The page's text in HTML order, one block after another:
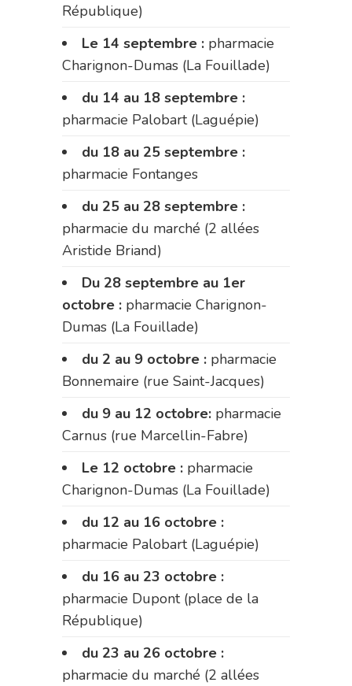
République)
Le 14 septembre : pharmacie
Charignon-Dumas (La Fouillade)
du 14 au 18 septembre :
pharmacie Palobart (Laguépie)
du 18 au 25 septembre :
pharmacie Fontanges
du 25 au 28 septembre :
pharmacie du marché (2 allées
Aristide Briand)
Du 28 septembre au 1er
octobre : pharmacie Charignon-
Dumas (La Fouillade)
du 2 au 9 octobre : pharmacie
Bonnemaire (rue Saint-Jacques)
du 9 au 12 octobre: pharmacie
Carnus (rue Marcellin-Fabre)
Le 12 octobre : pharmacie
Charignon-Dumas (La Fouillade)
du 12 au 16 octobre :
pharmacie Palobart (Laguépie)
du 16 au 23 octobre :
pharmacie Dupont (place de la
République)
du 23 au 26 octobre :
pharmacie du marché (2 allées